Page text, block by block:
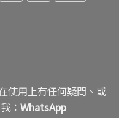
使用上有任何疑問、或
： WhatsApp